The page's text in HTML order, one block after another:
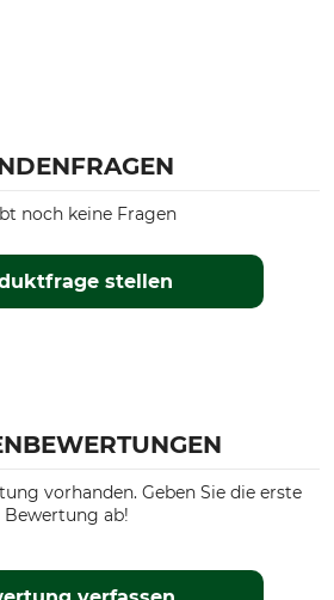
stellen
noch keine Fragen
vorhanden. Geben Sie die erste
Bewertung ab!